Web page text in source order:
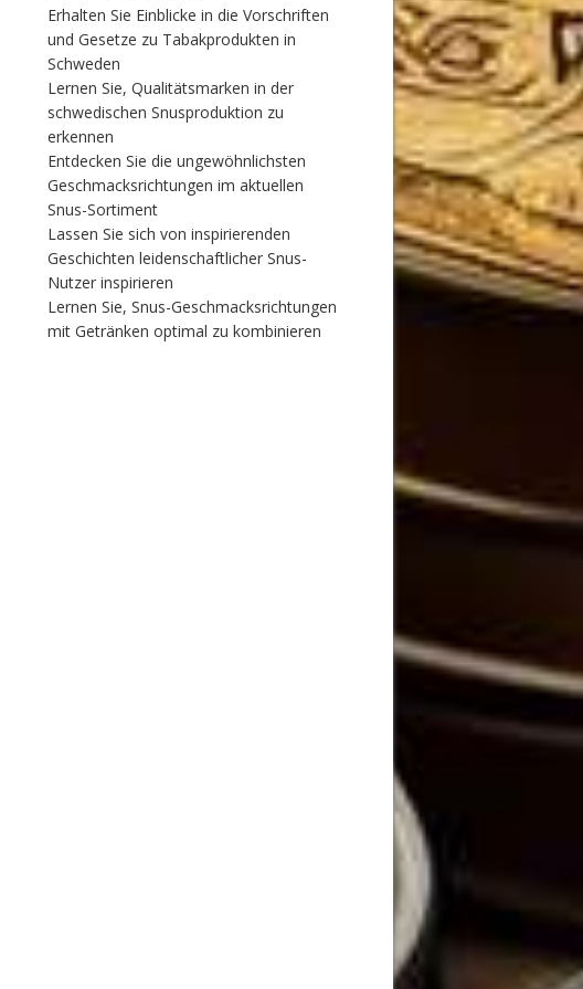
Erhalten Sie Einblicke in die Vorschriften
und Gesetze zu Tabakprodukten in
Schweden
Lernen Sie, Qualitätsmarken in der
schwedischen Snusproduktion zu
erkennen
Entdecken Sie die ungewöhnlichsten
Geschmacksrichtungen im aktuellen
Snus-Sortiment
Lassen Sie sich von inspirierenden
Geschichten leidenschaftlicher Snus-
Nutzer inspirieren
Lernen Sie, Snus-Geschmacksrichtungen
mit Getränken optimal zu kombinieren